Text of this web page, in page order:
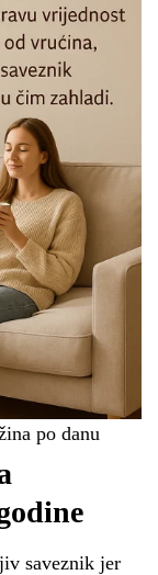
po danu
saveznik jer